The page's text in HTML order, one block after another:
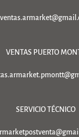
VENTAS PUERTO
SERVICIO TÉCNICO